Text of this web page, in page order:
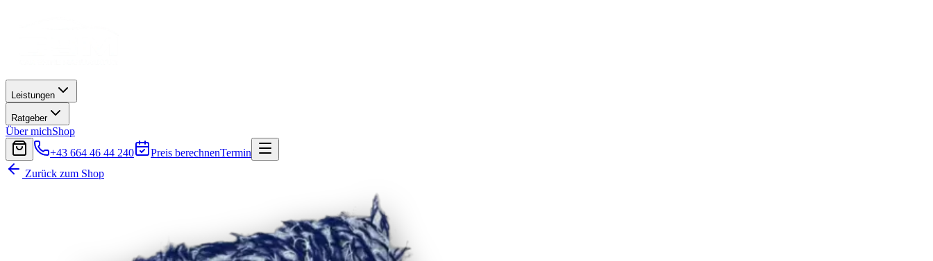
Leistungen
Ratgeber
Über michShop
+43 664 46 44 240
Preis berechnenTermin
Zurück zum Shop